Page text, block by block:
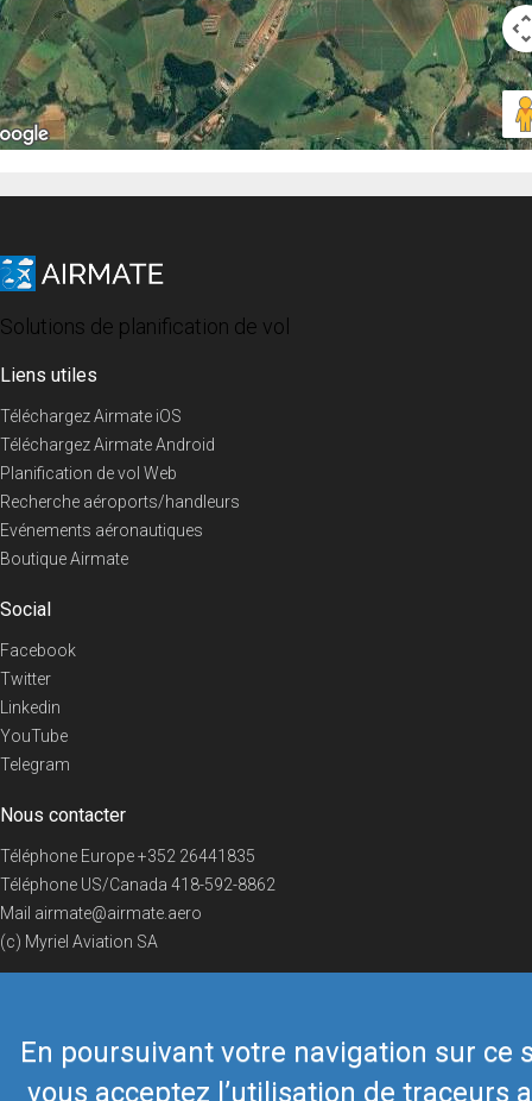
En poursuivant votre navigation sur ce
vous acceptez l’utilisation de traceurs
Solutions de planification de vol
Liens utiles
Téléchargez Airmate iOS
Téléchargez Airmate Android
Planification de vol Web
Recherche aéroports/handleurs
Evénements aéronautiques
Boutique Airmate
Social
Facebook
Twitter
Linkedin
YouTube
Telegram
Nous contacter
Téléphone Europe+352 26441835
Téléphone US/Canada 418-592-8862
Mail airmate@airmate.aero
(c) Myriel Aviation SA
© 2019 Airmate - Conditions d'utilisation -Vie privée Back to top